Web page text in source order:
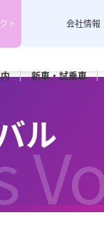
ト 会社情報
新車・試乗車
メンテナンス
ル